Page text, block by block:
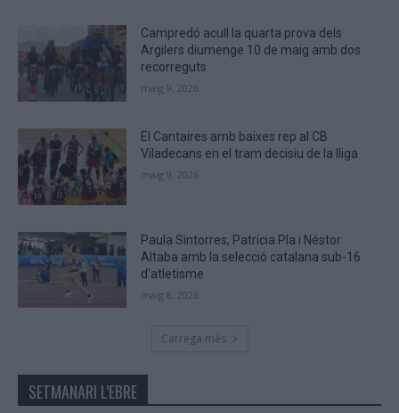
Campredó acull la quarta prova dels
Argilers diumenge 10 de maig amb dos
recorreguts
maig 9, 2026
El Cantaires amb baixes rep al CB
Viladecans en el tram decisiu de la lliga
maig 9, 2026
Paula Sintorres, Patrícia Pla i Néstor
Altaba amb la selecció catalana sub-16
d’atletisme
maig 8, 2026
Carrega més
SETMANARI L'EBRE